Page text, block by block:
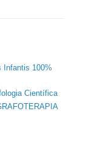
Infantis 100%
Científica